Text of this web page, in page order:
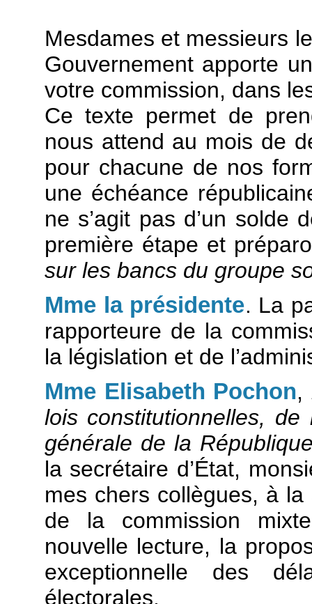
Mesdames et messieurs
Gouvernement apporte
votre commission, dans
Ce texte permet de
nous attend au mois de
pour chacune de nos
une échéance
ne s’agit pas d’un solde
première étape et
sur les bancs du groupe
Mme la présidente. La
rapporteure de la
la législation et de
Mme Elisabeth Pochon,
lois constitutionnelles, de
générale de la
la secrétaire d’État,
mes chers collègues, à
de la commission
nouvelle lecture, la
exceptionnelle des
électorales.